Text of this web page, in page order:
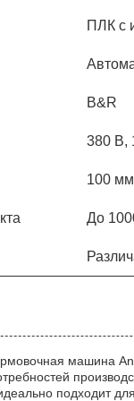
ПЛК с
B&R
380 В,
100 мм
До
машина
подходит